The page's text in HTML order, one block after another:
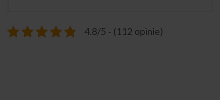
4.8/5 - (112 opinie)